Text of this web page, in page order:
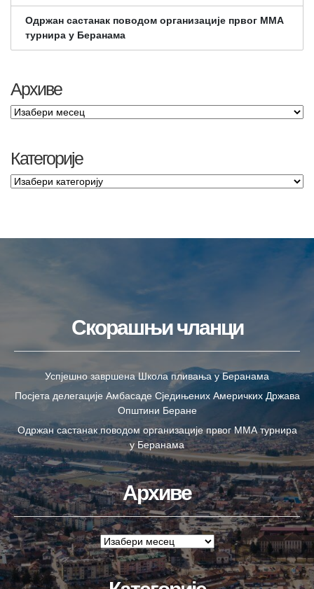
Одржан састанак поводом организације првог ММА
турнира у Беранама
Архиве
Категорије
Скорашњи чланци
Успјешно завршена Школа пливања у Беранама
Посјета делегације Амбасаде Сједињених Америчких Држава
Општини Беране
Одржан састанак поводом организације првог ММА турнира
у Беранама
Архиве